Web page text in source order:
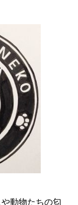
動物たちの匂